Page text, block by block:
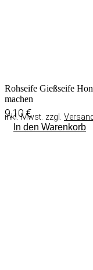
Rohseife Gießseife
machen
9,10€
inkl. Mwst. zzgl.
In den Warenkorb